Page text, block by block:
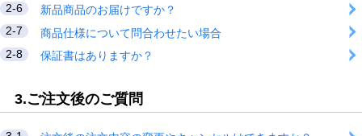
2-6
新品商品のお届けですか？
2-7
商品仕様について問合わせたい場合
2-8
保証書はありますか？
3.ご注文後のご質問